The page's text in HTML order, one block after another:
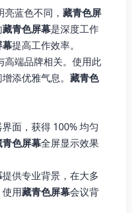
蓝色不同， 藏青色屏
藏青色屏幕是深度工作
幕提高工作效率。
高端品牌相关。使用此
添优雅气息。 藏青色
面，获得 100% 均匀
青色屏幕全屏显示效果
提供专业背景，在大多
用藏青色屏幕会议背